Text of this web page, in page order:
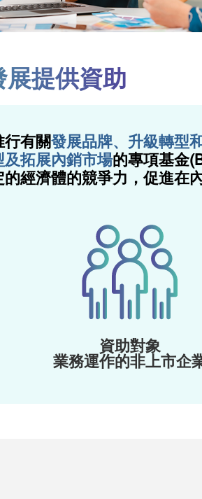
提供資助
行有關發展品牌、升級轉型
拓展內銷市場的專項基金
經濟體的競爭力，促進在
資助對象
業務運作的非上市企